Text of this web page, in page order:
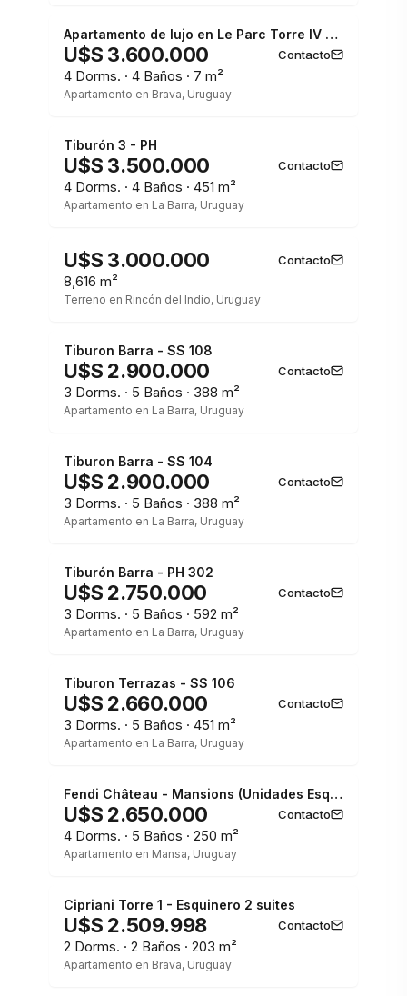
Apartamento de lujo en Le Parc Torre IV - Playa Brava
U$S 3.600.000 Contacto
4 Dorms. · 4 Baños · 7 m²
Apartamento en Brava, Uruguay
Tiburón 3 - PH
U$S 3.500.000 Contacto
4 Dorms. · 4 Baños · 451 m²
Apartamento en La Barra, Uruguay
U$S 3.000.000 Contacto
8,616 m²
Terreno en Rincón del Indio, Uruguay
Tiburon Barra - SS 108
U$S 2.900.000 Contacto
3 Dorms. · 5 Baños · 388 m²
Apartamento en La Barra, Uruguay
Tiburon Barra - SS 104
U$S 2.900.000 Contacto
3 Dorms. · 5 Baños · 388 m²
Apartamento en La Barra, Uruguay
Tiburón Barra - PH 302
U$S 2.750.000 Contacto
3 Dorms. · 5 Baños · 592 m²
Apartamento en La Barra, Uruguay
Tiburon Terrazas - SS 106
U$S 2.660.000 Contacto
3 Dorms. · 5 Baños · 451 m²
Apartamento en La Barra, Uruguay
Fendi Château - Mansions (Unidades Esquineras Disponibles)
U$S 2.650.000 Contacto
4 Dorms. · 5 Baños · 250 m²
Apartamento en Mansa, Uruguay
Cipriani Torre 1 - Esquinero 2 suites
U$S 2.509.998 Contacto
2 Dorms. · 2 Baños · 203 m²
Apartamento en Brava, Uruguay